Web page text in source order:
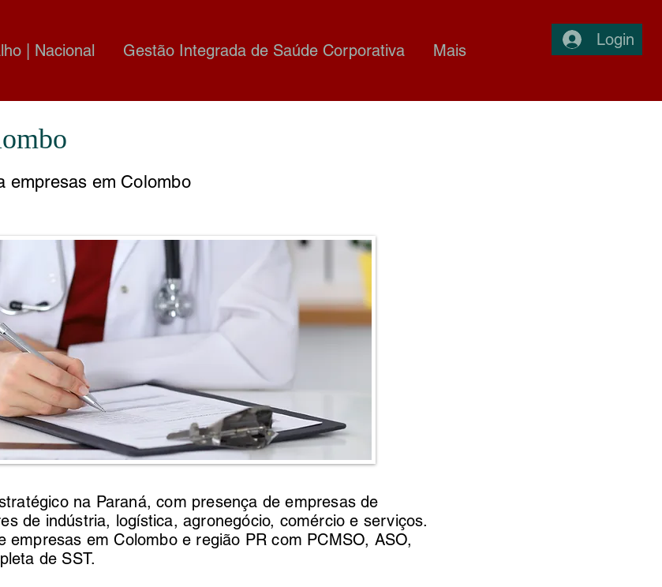
| Nacional Gestão Integrada de Saúde Corporativa Mais
Login
empresas em Colombo
na Paraná, com presença de empresas de
de indústria, logística, agronegócio, comércio e serviços.
empresas em Colombo e região PR com PCMSO, ASO,
de SST.